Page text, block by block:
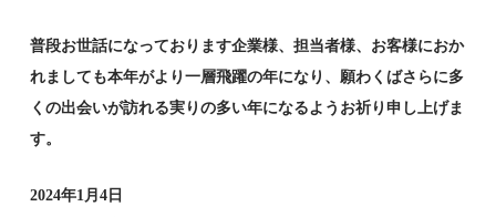
普段お世話になっております企業様、担当者様、お客様におか
れましても本年がより一層飛躍の年になり、願わくばさらに多
くの出会いが訪れる実りの多い年になるようお祈り申し上げま
す。
2024年1月4日